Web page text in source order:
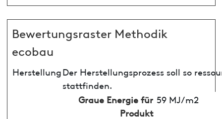
Bewertungsraster Methodik
ecobau
HerstellungDer Herstellungsprozess soll so
stattfinden.
Graue Energie für
Produkt
59 MJ/m2